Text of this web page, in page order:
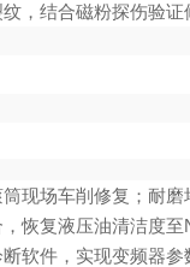
，结合磁粉探伤验证
现场车削修复；耐
恢复液压油清洁度至
软件，实现变频器